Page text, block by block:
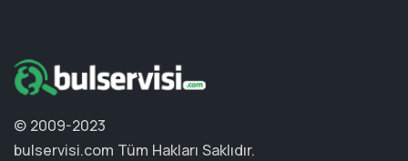
© 2009-2023
bulservisi.com Tüm Hakları Saklıdır.